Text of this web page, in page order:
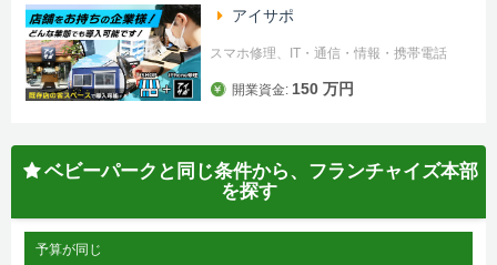
アイサポ
スマホ修理、IT・通信・情報・携帯電話
開業資金: 150 万円
ベビーパークと同じ条件から、フランチャイズ本部
を探す
予算が同じ